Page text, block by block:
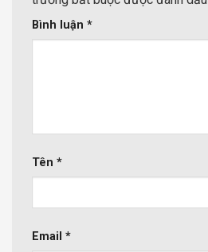
Bình luận *
Tên *
Email *